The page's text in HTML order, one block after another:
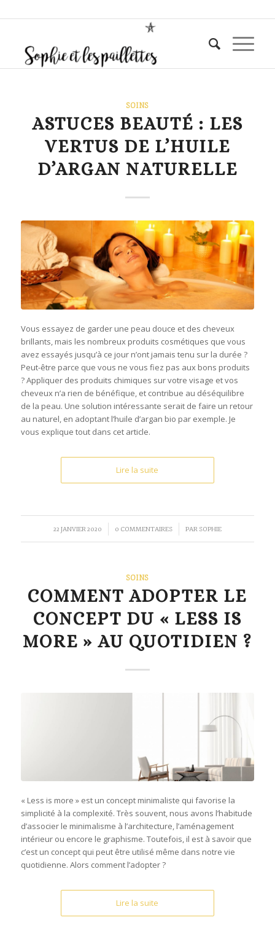
SOINS
ASTUCES BEAUTÉ : LES
VERTUS DE L’HUILE
D’ARGAN NATURELLE
Vous essayez de garder une peau douce et des cheveux
brillants, mais les nombreux produits cosmétiques que vous
avez essayés jusqu’à ce jour n’ont jamais tenu sur la durée ?
Peut-être parce que vous ne vous fiez pas aux bons produits
? Appliquer des produits chimiques sur votre visage et vos
cheveux n’a rien de bénéfique, et contribue au déséquilibre
de la peau. Une solution intéressante serait de faire un retour
au naturel, en adoptant l’huile d’argan bio par exemple. Je
vous explique tout dans cet article.
Lire la suite
22 JANVIER 2020
/ 0 COMMENTAIRES
/ PAR SOPHIE
SOINS
COMMENT ADOPTER LE
CONCEPT DU « LESS IS
MORE » AU QUOTIDIEN ?
« Less is more » est un concept minimaliste qui favorise la
simplicité à la complexité. Très souvent, nous avons l’habitude
d’associer le minimalisme à l’architecture, l’aménagement
intérieur ou encore le graphisme. Toutefois, il est à savoir que
c’est un concept qui peut être utilisé même dans notre vie
quotidienne. Alors comment l’adopter ?
Lire la suite